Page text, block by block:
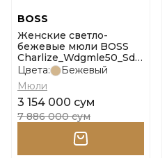
BOSS
Женские светло-
бежевые мюли BOSS
Charlize_Wdgmle50_Sd
размер 37
Цвета:
Бежевый
Мюли
3 154 000 сум
7 886 000 сум